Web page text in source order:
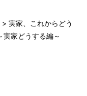
> 実家、これからどう
家どうする編～